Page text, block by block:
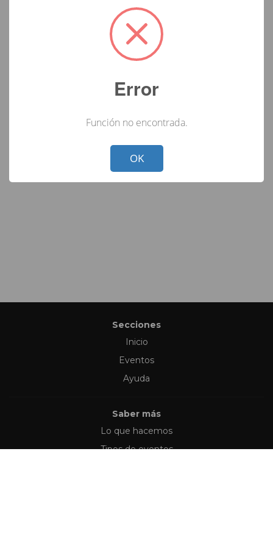
Secciones
Inicio
Eventos
Ayuda
Saber más
Lo que hacemos
Tipos de eventos
Error
Función no encontrada.
! Not valid!
OK